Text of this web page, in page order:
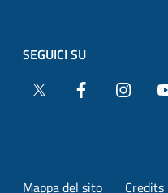
SEGUICI SU
Twitter
Facebook
Mappa del sito Credits